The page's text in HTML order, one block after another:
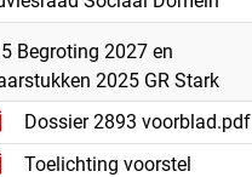
Begroting 2027 en
2025 GR Stark
Dossier 2893 voorblad.pdf
Toelichting voorstel